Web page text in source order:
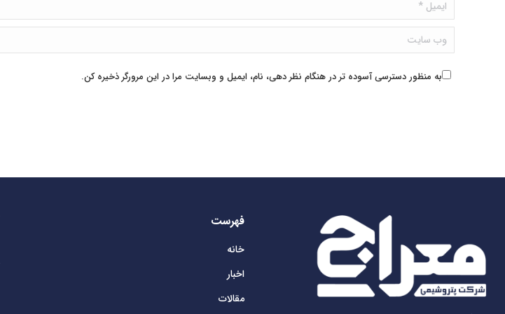
وب سایت
به منظور دسترسی آسوده تر در هنگام نظر دهی، نام، ایمیل و وبسایت مرا در این مرورگر ذخیره کن.
فهرست
خانه
اخبار
مقالات